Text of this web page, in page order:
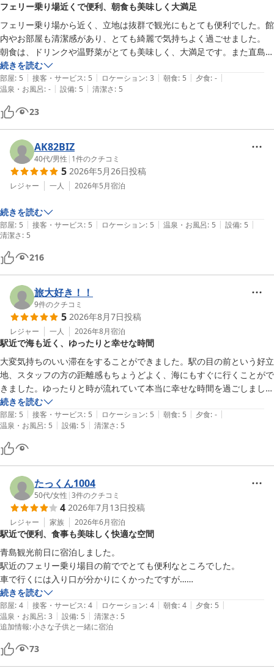
フェリー乗り場近くで便利、朝食も美味しく大満足
フェリー乗り場から近く、立地は抜群で観光にもとても便利でした。館
内やお部屋も清潔感があり、とても綺麗で気持ちよく過ごせました。
朝食は、ドリンクや温野菜がとても美味しく、大満足です。また直島を
訪れる際は利用したいと思います。
続きを読む
部屋: 5 | 接客・サービス: 5 | ロケーション: 3 | 朝食: 5 | 夕食: - |
温泉・お風呂: - | 設備: 5 | 清潔さ: 5
23
AK82BIZ
40代/男性 | 1件のクチコミ
5 2026年5月26日投稿
レジャー 一人 2026年5月宿泊
続きを読む
部屋: 5 | 接客・サービス: 5 | ロケーション: 5 | 温泉・お風呂: 5 | 設備: 5 |
清潔さ: 5
216
旅大好き！！
9件のクチコミ
5 2026年8月7日投稿
レジャー 一人 2026年8月宿泊
駅近で海も近く、ゆったりと幸せな時間
大変気持ちのいい滞在をすることができました。駅の目の前という好立
地、スタッフの方の距離感もちょうどよく、海にもすぐに行くことがで
きました。ゆったりと時が流れていて本当に幸せな時間を過ごしまし
た。ありがとうございます。また遊びにきます。
続きを読む
部屋: 5 | 接客・サービス: 5 | ロケーション: 5 | 朝食: 5 | 夕食: - |
温泉・お風呂: 5 | 設備: 5 | 清潔さ: 5
たっくん1004
50代/女性 |3件のクチコミ
4 2026年7月13日投稿
レジャー 家族 2026年6月宿泊
駅近で便利、食事も美味しく快適な空間
青島観光前日に宿泊しました。
駅近のフェリー乗り場目の前ででとても便利なところでした。
車で行くには入り口が分かりにくかったですが…
館内はとてもきれいです。
廊下もエアコンがしっかり効き（私にはやや涼し過ぎでしだが…）無料
のアイスやドリンクのフリースペースがあります。
室内にはシャワー室で、徒歩3分ほどのところに温泉施設がありそこを
無料で使えます。大きくてとてもきれいで素敵な温泉施設なんですが、
夏は徒歩で行くのが暑いかなーと思いました。
続きを読む
部屋: 4 | 接客・サービス: 4 | ロケーション: 4 | 朝食: 4 | 夕食: 5 |
温泉・お風呂: 3 | 設備: 5 | 清潔さ: 5
追加情報:小さな子供と一緒に宿泊
73